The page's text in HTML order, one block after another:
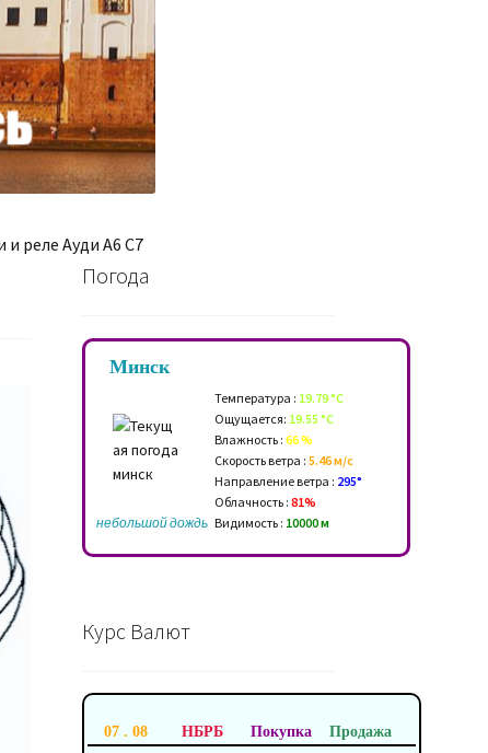
реле Ауди A6 C7
Погода
Минск
небольшой дождь
Температура : 19.79 °C
Ощущается: 19.55 °C
Влажность : 66 %
Скорость ветра : 5.46 м/c
Направление ветра : 295°
Облачность : 81%
Видимость : 10000 м
Курс Валют
07 . 08 НБРБ Покупка Продажа